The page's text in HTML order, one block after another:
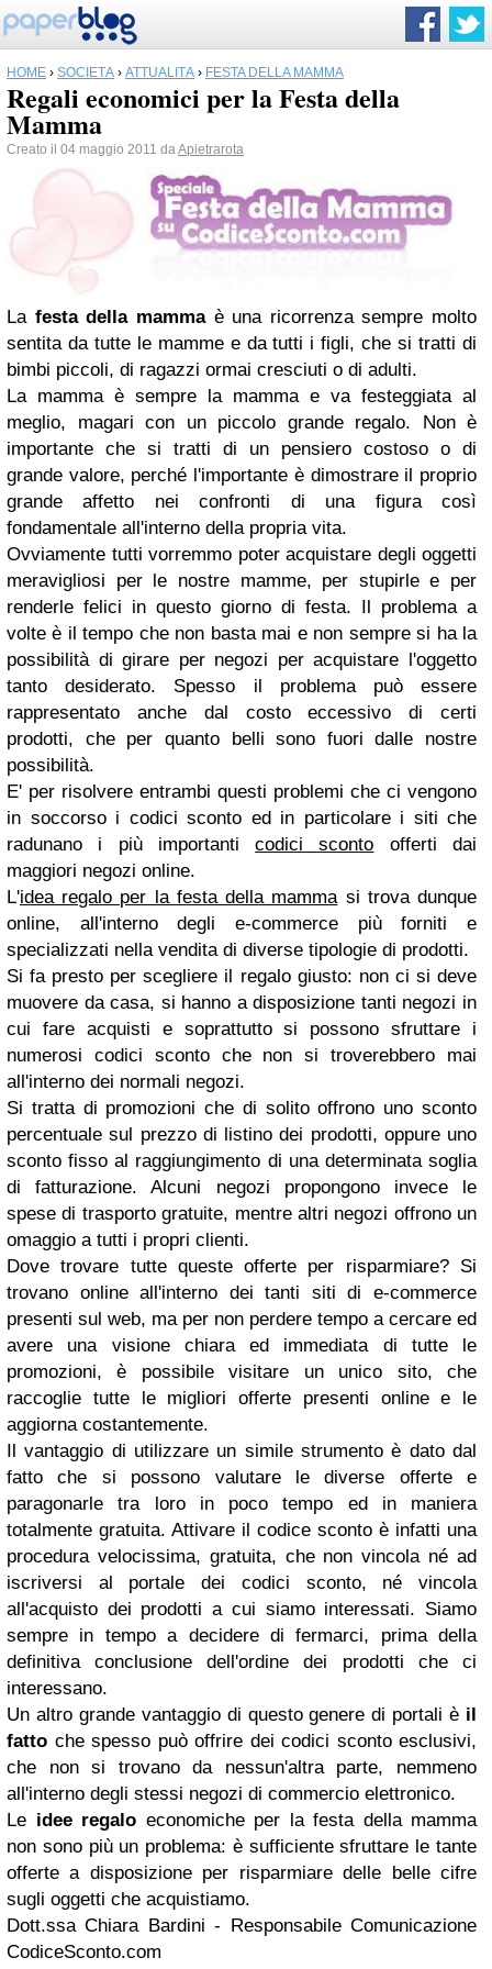
HOME › SOCIETÀ › ATTUALITÀ › FESTA DELLA MAMMA
Regali economici per la Festa della
Mamma
Creato il 04 maggio 2011 daApietrarota
La festa della mammaè una ricorrenza sempre molto
sentita da tutte le mamme e da tutti i figli, che si tratti di
bimbi piccoli, di ragazzi ormai cresciuti o di adulti.
La mamma è sempre la mamma e va festeggiata al
meglio, magari con un piccolo grande regalo. Non è
importante che si tratti di un pensiero costoso o di
grande valore, perché l'importante è dimostrare il proprio
grande affetto nei confronti di una figura così
fondamentale all'interno della propria vita.
Ovviamente tutti vorremmo poter acquistare degli oggetti
meravigliosi per le nostre mamme, per stupirle e per
renderle felici in questo giorno di festa. Il problema a
volte è il tempo che non basta mai e non sempre si ha la
possibilità di girare per negozi per acquistare l'oggetto
tanto desiderato. Spesso il problema può essere
rappresentato anche dal costo eccessivo di certi
prodotti, che per quanto belli sono fuori dalle nostre
possibilità.
E' per risolvere entrambi questi problemi che ci vengono
in soccorso i codici sconto ed in particolare i siti che
radunano i più importanticodici sconto offerti dai
maggiori negozi online.
L'idea regalo per la festa della mamma si trova dunque
online, all'interno degli e-commerce più forniti e
specializzati nella vendita di diverse tipologie di prodotti.
Si fa presto per scegliere il regalo giusto: non ci si deve
muovere da casa, si hanno a disposizione tanti negozi in
cui fare acquisti e soprattutto si possono sfruttare i
numerosi codici sconto che non si troverebbero mai
all'interno dei normali negozi.
Si tratta di promozioni che di solito offrono uno sconto
percentuale sul prezzo di listino dei prodotti, oppure uno
sconto fisso al raggiungimento di una determinata soglia
di fatturazione. Alcuni negozi propongono invece le
spese di trasporto gratuite, mentre altri negozi offrono un
omaggio a tutti i propri clienti.
Dove trovare tutte queste offerte per risparmiare? Si
trovano online all'interno dei tanti siti di e-commerce
presenti sul web, ma per non perdere tempo a cercare ed
avere una visione chiara ed immediata di tutte le
promozioni, è possibile visitare un unico sito, che
raccoglie tutte le migliori offerte presenti online e le
aggiorna costantemente.
Il vantaggio di utilizzare un simile strumento è dato dal
fatto che si possono valutare le diverse offerte e
paragonarle tra loro in poco tempo ed in maniera
totalmente gratuita. Attivare il codice sconto è infatti una
procedura velocissima, gratuita, che non vincola né ad
iscriversi al portale dei codici sconto, né vincola
all'acquisto dei prodotti a cui siamo interessati. Siamo
sempre in tempo a decidere di fermarci, prima della
definitiva conclusione dell'ordine dei prodotti che ci
interessano.
Un altro grande vantaggio di questo genere di portali è il
fatto che spesso può offrire dei codici sconto esclusivi,
che non si trovano da nessun'altra parte, nemmeno
all'interno degli stessi negozi di commercio elettronico.
Le idee regalo economiche per la festa della mamma
non sono più un problema: è sufficiente sfruttare le tante
offerte a disposizione per risparmiare delle belle cifre
sugli oggetti che acquistiamo.
Dott.ssa Chiara Bardini - Responsabile Comunicazione
CodiceSconto.com